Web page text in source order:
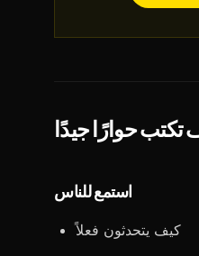
تكتب حوارًا جيدًا
استمع للناس
كيف يتحدثون فعلاً